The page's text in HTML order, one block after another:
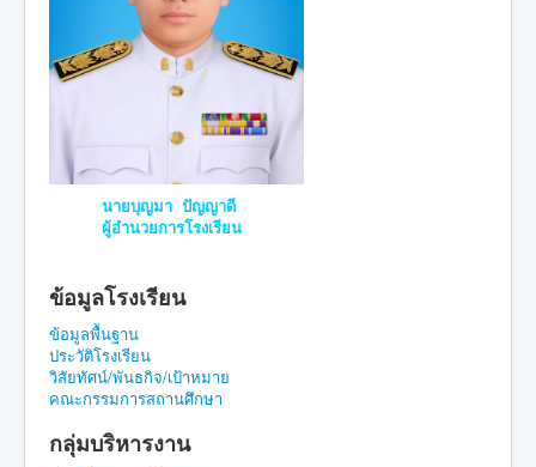
ติดต่อเรา
นายบุญมา ปัญญาดี
ผู้อำนวยการโรงเรียน
ข้อมูลโรงเรียน
ข้อมูลพื้นฐาน
ประวัติโรงเรียน
วิสัยทัศน์/พันธกิจ/เป้าหมาย
คณะกรรมการสถานศึกษา
กลุ่มบริหารงาน